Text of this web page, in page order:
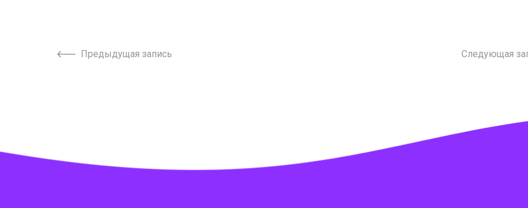
Предыдущая запись Следующая